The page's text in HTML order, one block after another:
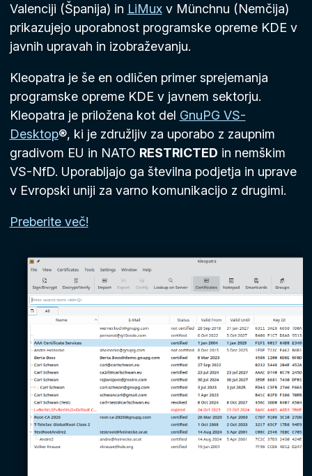
Valenciji (Španija) in LiMuxv Münchnu (Nemčija)
prikazujejo uporabnost programske opreme KDE v
javnih upravah in izobraževanju.
Kleopatra je še en odličen primer sprejemanja
programske opreme KDE v javnem sektorju.
Kleopatra je priložena kot del GnuPG VS-
Desktop®, ki je združljiv za uporabo z zaupnim
gradivom EU in NATO RESTRICTED in nemškim
VS-NfD. Uporabljajo ga številna podjetja in uprave
v Evropski uniji za varno komunikacijo z drugimi.
Preberite več!